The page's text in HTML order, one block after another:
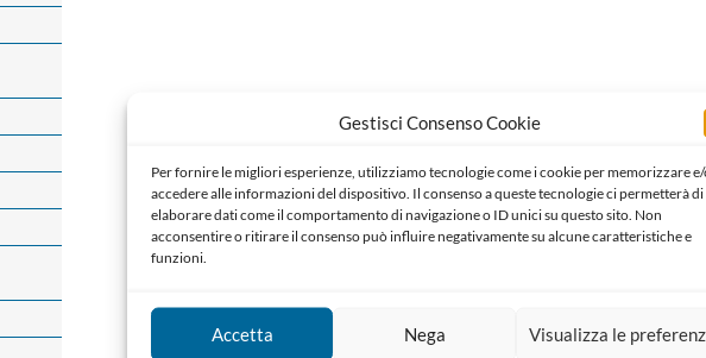
Gestisci Consenso Cookie
Per fornire le migliori esperienze, utilizziamo tecnologie come i cookie per memorizzare
accedere alle informazioni del dispositivo. Il consenso a queste tecnologie ci permetterà di
elaborare dati come il comportamento di navigazione o ID unici su questo sito. Non
acconsentire o ritirare il consenso può influire negativamente su alcune caratteristiche e
funzioni.
Accetta Nega Visualizza le